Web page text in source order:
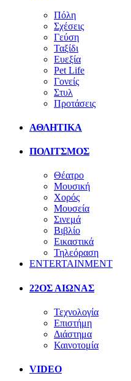
Πόλη
Σχέσεις
Γεύση
Ταξίδι
Ευεξία
Pet Life
Γονείς
Στυλ
Προτάσεις
ΑΘΛΗΤΙΚΑ
ΠΟΛΙΤΣΜΟΣ
Θέατρο
Μουσική
Χορός
Μουσεία
Σινεμά
Βιβλίο
Εικαστικά
Τηλεόραση
ENTERTAINMENT
22ΟΣ ΑΙΩΝΑΣ
Τεχνολογία
Επιστήμη
Διάστημα
Καινοτομία
VIDEO